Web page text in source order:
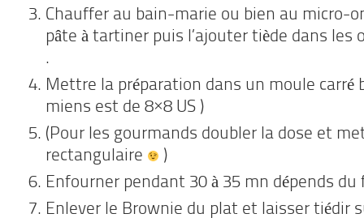
Chauffer au bain-marie ou bien au micro-
pâte à tartiner puis l’ajouter tiède dans les
.
Mettre la préparation dans un moule carré
miens est de 8×8 US )
(Pour les gourmands doubler la dose et
rectangulaire
)
Enfourner pendant 30 à 35 mn dépends du
Enlever le Brownie du plat et laisser tiédir